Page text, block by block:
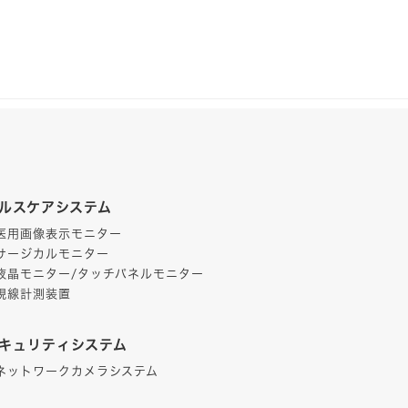
スケアシステム
用画像表示モニター
ージカルモニター
晶モニター/タッチパネルモニター
線計測装置
ュリティシステム
ットワークカメラシステム